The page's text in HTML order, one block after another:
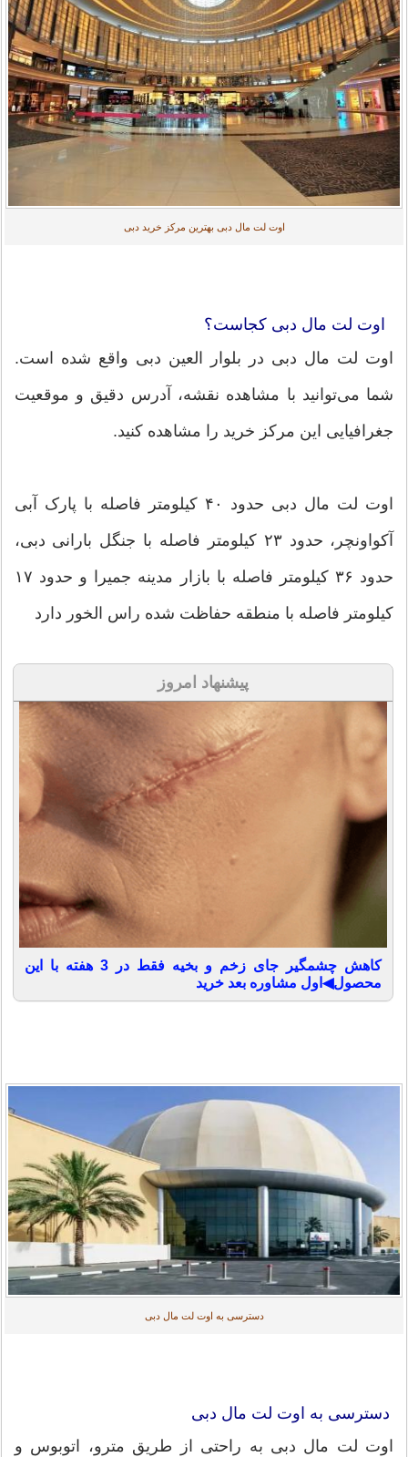
اوت لت مال دبی بهترین مرکز خرید دبی
اوت لت مال دبی کجاست؟
اوت لت مال دبی در بلوار العین دبی واقع شده است.
شما می‌توانید با مشاهده نقشه، آدرس دقیق و موقعیت
جغرافیایی این مرکز خرید را مشاهده کنید.
اوت لت مال دبی حدود ۴۰ کیلومتر فاصله با پارک آبی
آکواونچر، حدود ۲۳ کیلومتر فاصله با جنگل بارانی دبی،
حدود ۳۶ کیلومتر فاصله با بازار مدینه جمیرا و حدود ۱۷
کیلومتر فاصله با منطقه حفاظت ‌شده راس الخور دارد
پیشنهاد امروز
کاهش چشمگیر جای زخم و بخیه فقط در 3 هفته با این
محصول◀اول مشاوره بعد خرید
دسترسی به اوت لت مال دبی
دسترسی به اوت لت مال دبی
اوت لت مال دبی به راحتی از طریق مترو، اتوبوس و